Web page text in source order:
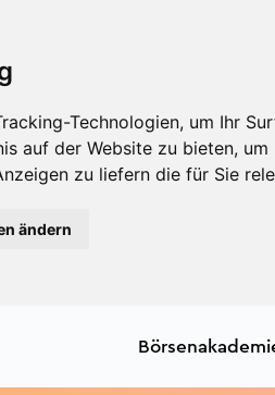
Technologien, um Ihr
auf der Website zu bieten, um
zu liefern die für Sie
ändern